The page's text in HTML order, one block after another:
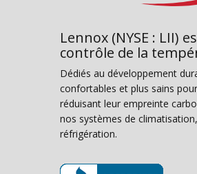
Lennox (NYSE : LII)
contrôle de la
Dédiés au développement
confortables et plus sains
réduisant leur empreinte
nos systèmes de
réfrigération.